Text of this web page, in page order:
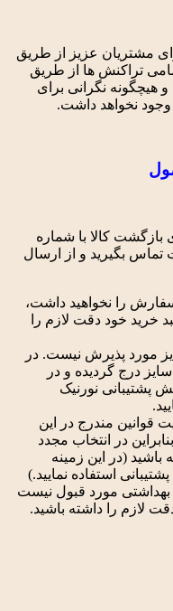
مشتریان عزیز از طریق
تراکنش ها از طریق
نگرانی برای
نخواهد داشت.
بازگشت کالا با شماره
بگیرید و از ارسال
را نخواهید داشت،
خرید خود دقت لازم را
مورد پذیرش نیست. در
درج گردیده و در
پشتیبانی نورنیک
قوانین مندرج در این
در انتخاب مجدد
(در این زمینه
استفاده نمایید.)
بهداشتی مورد قبول نیست
لازم را داشته باشید.